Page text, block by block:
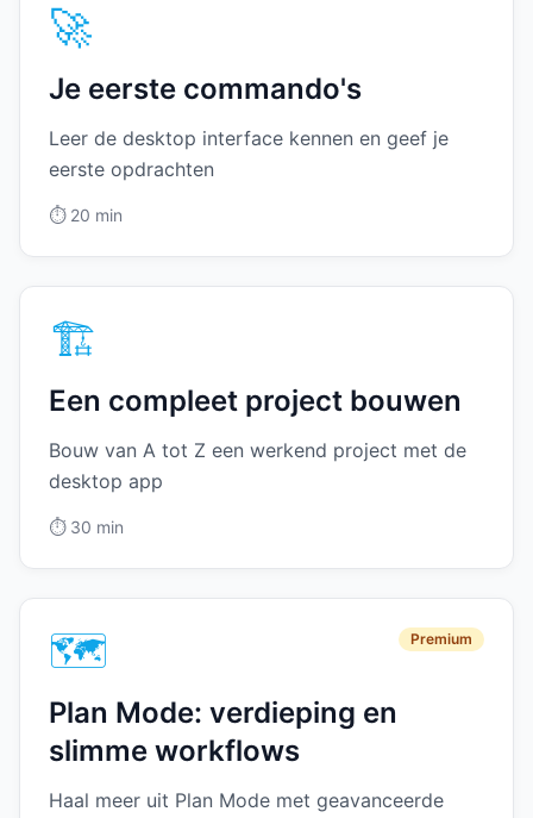
🚀
Je eerste commando's
Leer de desktop interface kennen en geef je
eerste opdrachten
⏱️ 20 min
🏗️
Een compleet project bouwen
Bouw van A tot Z een werkend project met de
desktop app
⏱️ 30 min
🗺️ Premium
Plan Mode: verdieping en
slimme workflows
Haal meer uit Plan Mode met geavanceerde